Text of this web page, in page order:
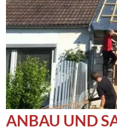
ANBAU UND